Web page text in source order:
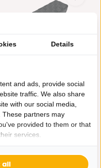
De Hocker Bank Lima is
De geweven repe...
op voorraad
Details
and ads, provide social
traffic. We also share
with our social media,
These partners may
provided to them or that
services.
all